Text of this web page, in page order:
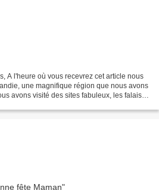
A l'heure où vous recevrez cet article nous
une magnifique région que nous avons
avons visité des sites fabuleux, les falaises